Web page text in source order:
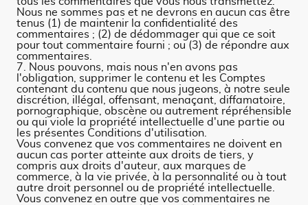
Nous ne sommes pas et ne devrons en aucun cas être
tenus (1) de maintenir la confidentialité des
commentaires ; (2) de dédommager qui que ce soit
pour tout commentaire fourni ; ou (3) de répondre aux
commentaires.
7. Nous pouvons, mais nous n'en avons pas
l'obligation, supprimer le contenu et les Comptes
contenant du contenu que nous jugeons, à notre seule
discrétion, illégal, offensant, menaçant, diffamatoire,
pornographique, obscène ou autrement répréhensible
ou qui viole la propriété intellectuelle d'une partie ou
les présentes Conditions d'utilisation.
Vous convenez que vos commentaires ne doivent en
aucun cas porter atteinte aux droits de tiers, y
compris aux droits d'auteur, aux marques de
commerce, à la vie privée, à la personnalité ou à tout
autre droit personnel ou de propriété intellectuelle.
Vous convenez en outre que vos commentaires ne